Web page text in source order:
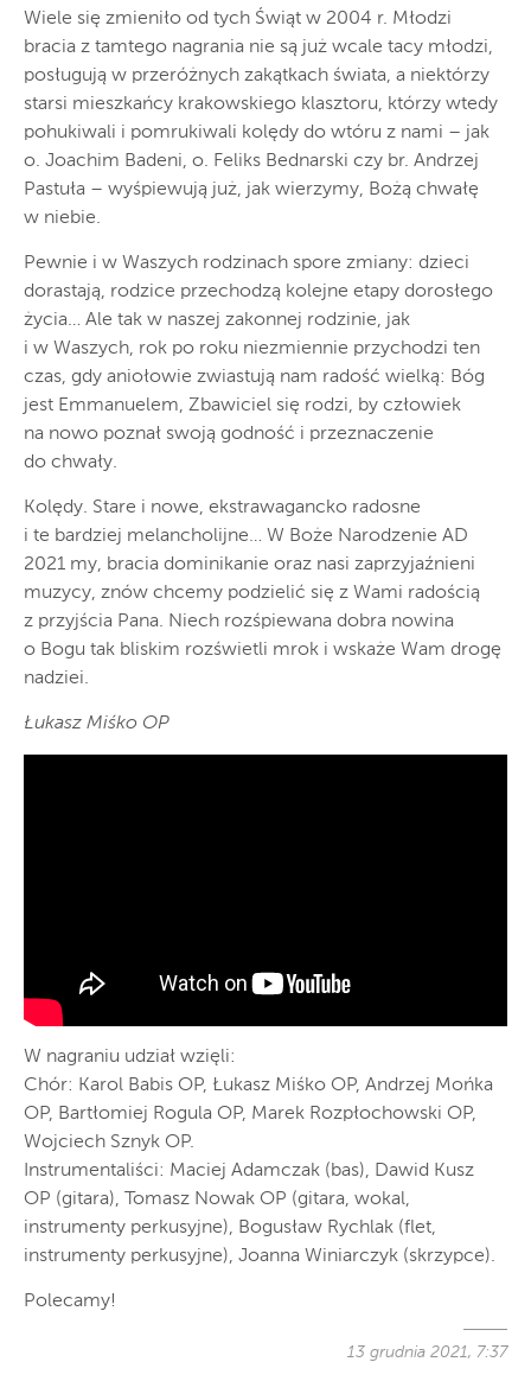
Wiele się zmieniło od tych Świąt w 2004 r. Młodzi
bracia z tamtego nagrania nie są już wcale tacy młodzi,
posługują w przeróżnych zakątkach świata, a niektórzy
starsi mieszkańcy krakowskiego klasztoru, którzy wtedy
pohukiwali i pomrukiwali kolędy do wtóru z nami – jak
o. Joachim Badeni, o. Feliks Bednarski czy br. Andrzej
Pastuła – wyśpiewują już, jak wierzymy, Bożą chwałę
w niebie.
Pewnie i w Waszych rodzinach spore zmiany: dzieci
dorastają, rodzice przechodzą kolejne etapy dorosłego
życia… Ale tak w naszej zakonnej rodzinie, jak
i w Waszych, rok po roku niezmiennie przychodzi ten
czas, gdy aniołowie zwiastują nam radość wielką: Bóg
jest Emmanuelem, Zbawiciel się rodzi, by człowiek
na nowo poznał swoją godność i przeznaczenie
do chwały.
Kolędy. Stare i nowe, ekstrawagancko radosne
i te bardziej melancholijne… W Boże Narodzenie AD
2021 my, bracia dominikanie oraz nasi zaprzyjaźnieni
muzycy, znów chcemy podzielić się z Wami radością
z przyjścia Pana. Niech rozśpiewana dobra nowina
o Bogu tak bliskim rozświetli mrok i wskaże Wam drogę
nadziei.
Łukasz Miśko OP
W nagraniu udział wzięli:
Chór: Karol Babis OP, Łukasz Miśko OP, Andrzej Mońka
OP, Bartłomiej Rogula OP, Marek Rozpłochowski OP,
Wojciech Sznyk OP.
Instrumentaliści: Maciej Adamczak (bas), Dawid Kusz
OP (gitara), Tomasz Nowak OP (gitara, wokal,
instrumenty perkusyjne), Bogusław Rychlak (flet,
instrumenty perkusyjne), Joanna Winiarczyk (skrzypce).
Polecamy!
13 grudnia 2021, 7:37